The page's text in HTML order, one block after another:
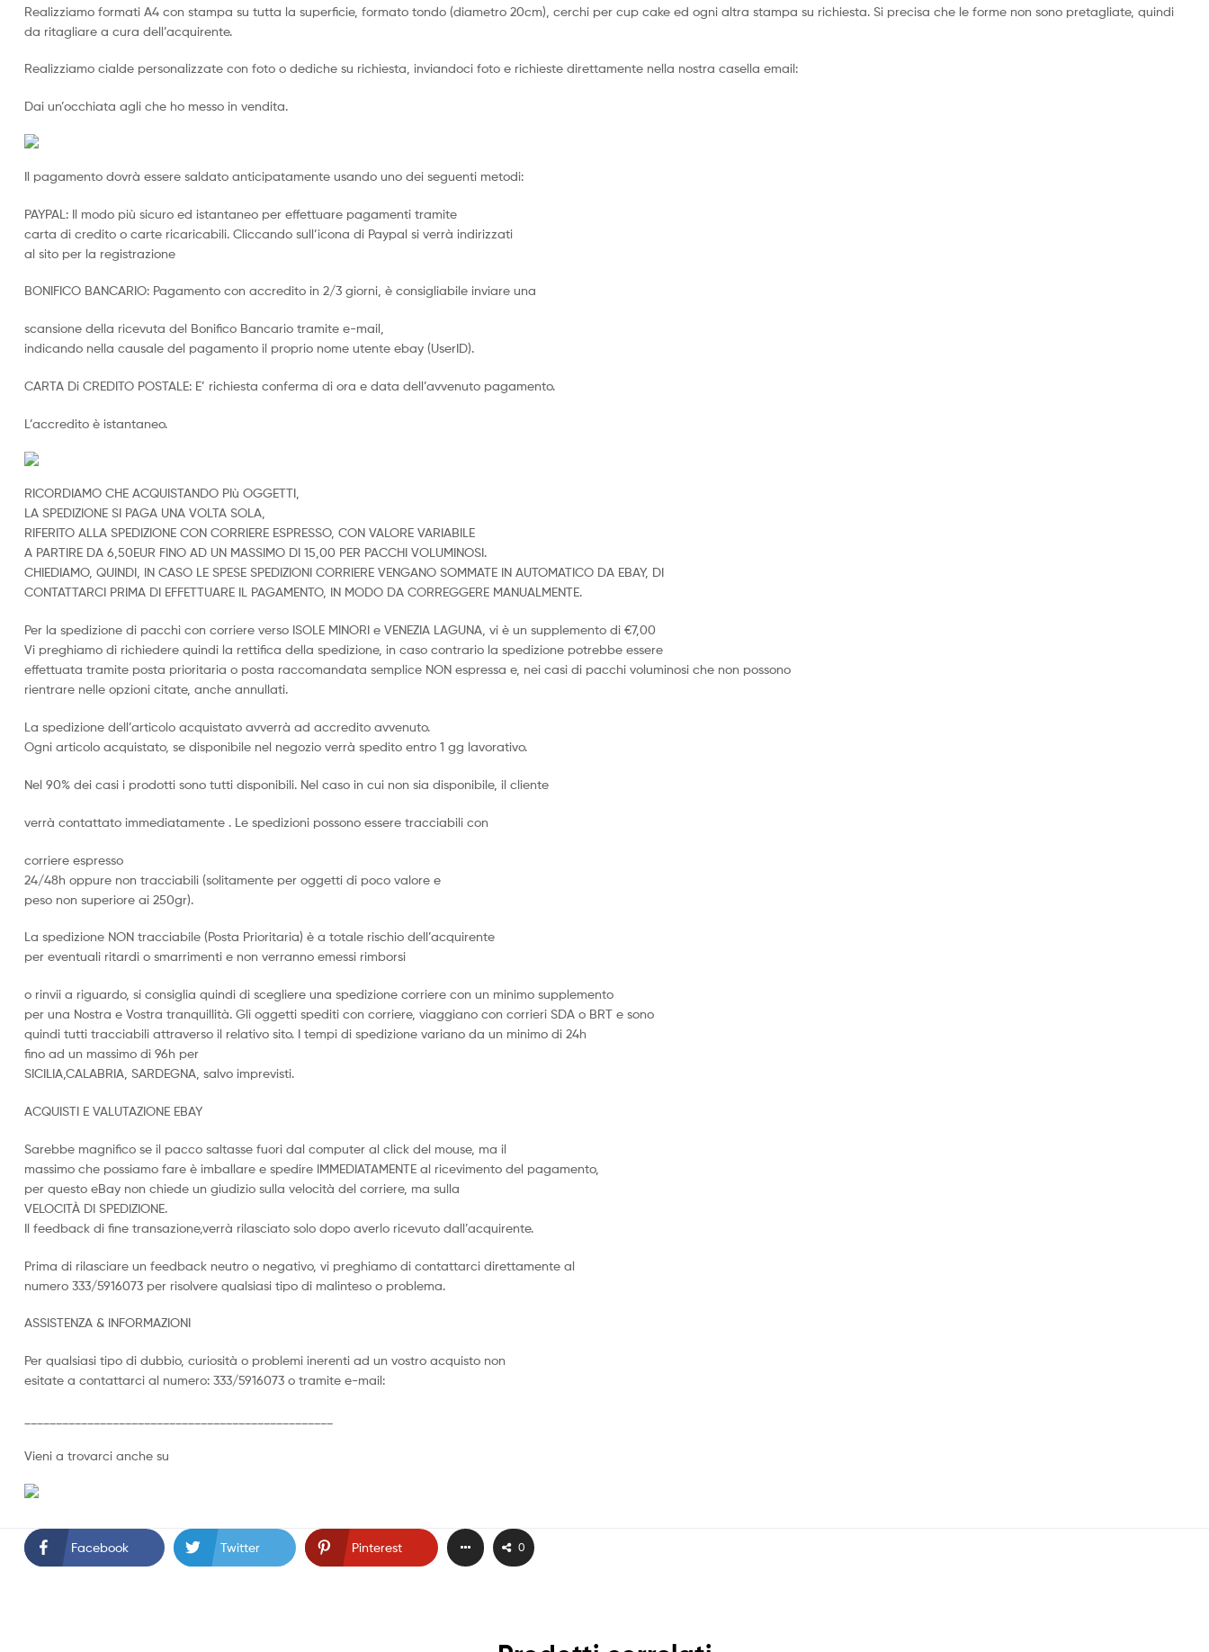
Realizziamo formati A4 con stampa su tutta la superficie, formato tondo (diametro 20cm), cerchi per cup cake ed ogni altra stampa su richiesta. Si precisa che le forme non sono pretagliate, quindi
da ritagliare a cura dell’acquirente.
Realizziamo cialde personalizzate con foto o dediche su richiesta, inviandoci foto e richieste direttamente nella nostra casella email:
Dai un’occhiata agli che ho messo in vendita.
Il pagamento dovrà essere saldato anticipatamente usando uno dei seguenti metodi:
PAYPAL: Il modo più sicuro ed istantaneo per effettuare pagamenti tramite
carta di credito o carte ricaricabili. Cliccando sull’icona di Paypal si verrà indirizzati
al sito per la registrazione
BONIFICO BANCARIO: Pagamento con accredito in 2/3 giorni, è consigliabile inviare una
scansione della ricevuta del Bonifico Bancario tramite e-mail,
indicando nella causale del pagamento il proprio nome utente ebay (UserID).
CARTA Di CREDITO POSTALE: E’ richiesta conferma di ora e data dell’avvenuto pagamento.
L’accredito è istantaneo.
RICORDIAMO CHE ACQUISTANDO PIù OGGETTI,
LA SPEDIZIONE SI PAGA UNA VOLTA SOLA,
RIFERITO ALLA SPEDIZIONE CON CORRIERE ESPRESSO, CON VALORE VARIABILE
A PARTIRE DA 6,50EUR FINO AD UN MASSIMO DI 15,00 PER PACCHI VOLUMINOSI.
CHIEDIAMO, QUINDI, IN CASO LE SPESE SPEDIZIONI CORRIERE VENGANO SOMMATE IN AUTOMATICO DA EBAY, DI
CONTATTARCI PRIMA DI EFFETTUARE IL PAGAMENTO, IN MODO DA CORREGGERE MANUALMENTE.
Per la spedizione di pacchi con corriere verso ISOLE MINORI e VENEZIA LAGUNA, vi è un supplemento di €7,00
Vi preghiamo di richiedere quindi la rettifica della spedizione, in caso contrario la spedizione potrebbe essere
effettuata tramite posta prioritaria o posta raccomandata semplice NON espressa e, nei casi di pacchi voluminosi che non possono
rientrare nelle opzioni citate, anche annullati.
La spedizione dell’articolo acquistato avverrà ad accredito avvenuto.
Ogni articolo acquistato, se disponibile nel negozio verrà spedito entro 1 gg lavorativo.
Nel 90% dei casi i prodotti sono tutti disponibili. Nel caso in cui non sia disponibile, il cliente
verrà contattato immediatamente . Le spedizioni possono essere tracciabili con
corriere espresso
24/48h oppure non tracciabili (solitamente per oggetti di poco valore e
peso non superiore ai 250gr).
La spedizione NON tracciabile (Posta Prioritaria) è a totale rischio dell’acquirente
per eventuali ritardi o smarrimenti e non verranno emessi rimborsi
o rinvii a riguardo, si consiglia quindi di scegliere una spedizione corriere con un minimo supplemento
per una Nostra e Vostra tranquillità. Gli oggetti spediti con corriere, viaggiano con corrieri SDA o BRT e sono
quindi tutti tracciabili attraverso il relativo sito. I tempi di spedizione variano da un minimo di 24h
fino ad un massimo di 96h per
SICILIA,CALABRIA, SARDEGNA, salvo imprevisti.
ACQUISTI E VALUTAZIONE EBAY
Sarebbe magnifico se il pacco saltasse fuori dal computer al click del mouse, ma il
massimo che possiamo fare è imballare e spedire IMMEDIATAMENTE al ricevimento del pagamento,
per questo eBay non chiede un giudizio sulla velocità del corriere, ma sulla
VELOCITÀ DI SPEDIZIONE.
Il feedback di fine transazione,verrà rilasciato solo dopo averlo ricevuto dall’acquirente.
Prima di rilasciare un feedback neutro o negativo, vi preghiamo di contattarci direttamente al
numero 333/5916073 per risolvere qualsiasi tipo di malinteso o problema.
ASSISTENZA & INFORMAZIONI
Per qualsiasi tipo di dubbio, curiosità o problemi inerenti ad un vostro acquisto non
esitate a contattarci al numero: 333/5916073 o tramite e-mail:
Vieni a trovarci anche su
Facebook Twitter Pinterest 0